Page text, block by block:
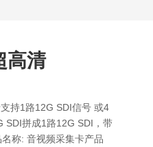
高清
持1路12G SDI信号 或4
SDI拼成1路12G SDI，带
称: 音视频采集卡产品